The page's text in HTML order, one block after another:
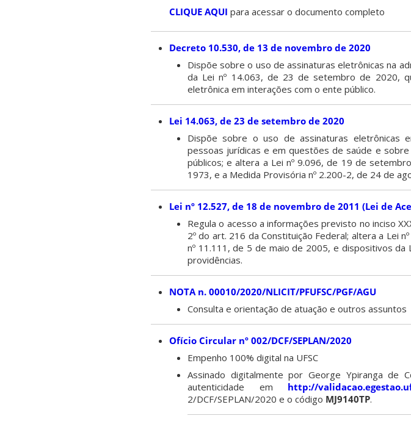
CLIQUE AQUI para acessar o documento completo
Decreto 10.530, de 13 de novembro de 2020
Dispõe sobre o uso de assinaturas eletrônicas na
da Lei nº 14.063, de 23 de setembro de 2020,
eletrônica em interações com o ente público.
Lei 14.063, de 23 de setembro de 2020
Dispõe sobre o uso de assinaturas eletrônicas
pessoas jurídicas e em questões de saúde e
públicos; e altera a Lei nº 9.096, de 19 de
1973, e a Medida Provisória nº 2.200-2, de 24 de
Lei nº 12.527, de 18 de novembro de 2011 (Lei de
Regula o acesso a informações previsto no inciso
2º do art. 216 da Constituição Federal; altera a Lei
nº 11.111, de 5 de maio de 2005, e dispositivos
providências.
NOTA n. 00010/2020/NLICIT/PFUFSC/PGF/AGU
Consulta e orientação de atuação e outros assuntos
Ofício Circular nº 002/DCF/SEPLAN/2020
Empenho 100% digital na UFSC
Assinado digitalmente por George Ypiranga de
autenticidade em http://
2/DCF/SEPLAN/2020 e o código MJ9140TP.